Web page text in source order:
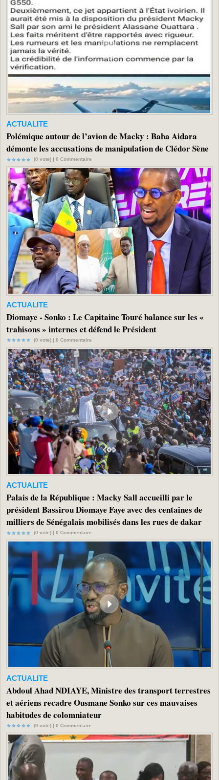
ACTUALITE
Polémique autour de l’avion de Macky : Baba Aidara
démonte les accusations de manipulation de Clédor Sène
(0 vote) | 0 Commentaire
ACTUALITE
Diomaye - Sonko : Le Capitaine Touré balance sur les «
trahisons » internes et défend le Président
(0 vote) | 0 Commentaire
ACTUALITE
Palais de la République : Macky Sall accueilli par le
président Bassirou Diomaye Faye avec des centaines de
milliers de Sénégalais mobilisés dans les rues de dakar
(0 vote) | 0 Commentaire
ACTUALITE
Abdoul Ahad NDIAYE, Ministre des transport terrestres
et aériens recadre Ousmane Sonko sur ces mauvaises
habitudes de colomniateur
(0 vote) | 0 Commentaire